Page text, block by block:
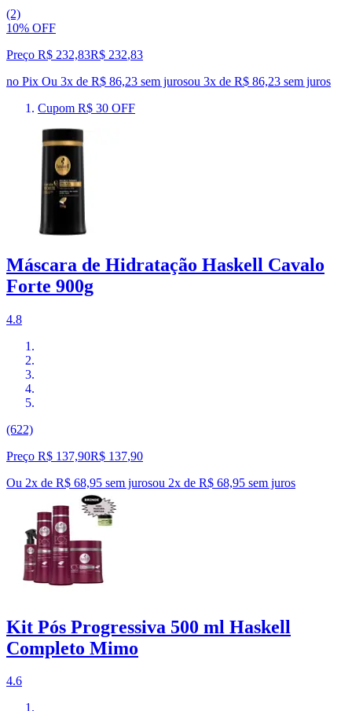
(2)
10% OFF
Preço R$ 232,83R$ 232,83
no Pix Ou 3x de R$ 86,23 sem jurosou 3x de R$ 86,23 sem juros
Cupom R$ 30 OFF
Máscara de Hidratação Haskell Cavalo
Forte 900g
4.8
(622)
Preço R$ 137,90R$ 137,90
Ou 2x de R$ 68,95 sem jurosou 2x de R$ 68,95 sem juros
Kit Pós Progressiva 500 ml Haskell
Completo Mimo
4.6